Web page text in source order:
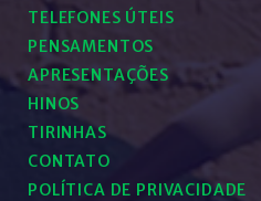
TELEFONES ÚTEIS
PENSAMENTOS
APRESENTAÇÕES
HINOS
TIRINHAS
CONTATO
POLÍTICA DE PRIVACIDADE